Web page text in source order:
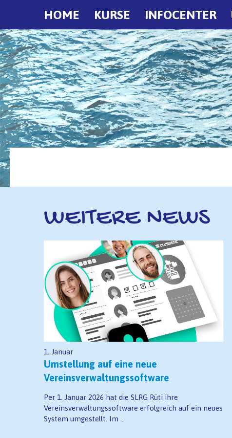
HOME KURSE INFOCENTER
WEITERE NEWS
1. Januar
Umstellung auf eine neue
Vereinsverwaltungssoftware
Per 1. Januar 2026 hat die SLRG Rüti ihre
Vereinsverwaltungssoftware erfolgreich auf ein neues
System umgestellt. Im ...